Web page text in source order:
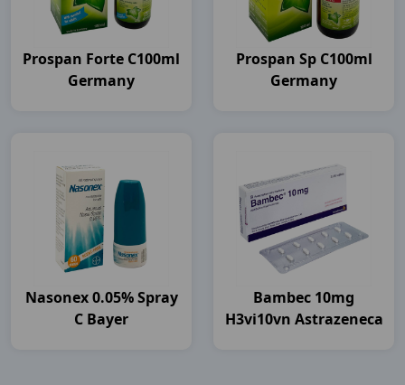
Prospan Forte C100ml
Germany
Prospan Sp C100ml
Germany
Nasonex 0.05% Spray
C Bayer
Bambec 10mg
H3vi10vn Astrazeneca